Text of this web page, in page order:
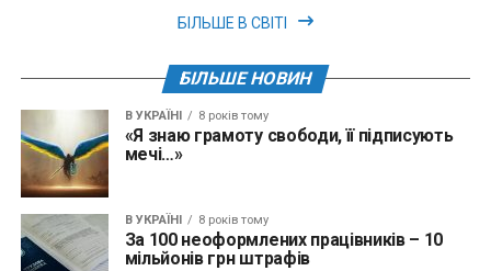
БІЛЬШЕ В СВІТІ
БІЛЬШЕ НОВИН
В УКРАЇНІ 8 років тому
«Я знаю грамоту свободи, її підписують
мечі…»
В УКРАЇНІ 8 років тому
За 100 неоформлених працівників – 10
мільйонів грн штрафів